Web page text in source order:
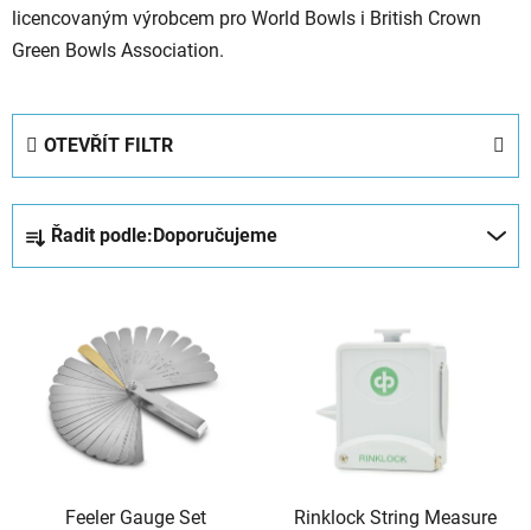
licencovaným výrobcem pro World Bowls i British Crown
Green Bowls Association.
OTEVŘÍT FILTR
Řadit podle: Doporučujeme
Feeler Gauge Set
Rinklock String Measure